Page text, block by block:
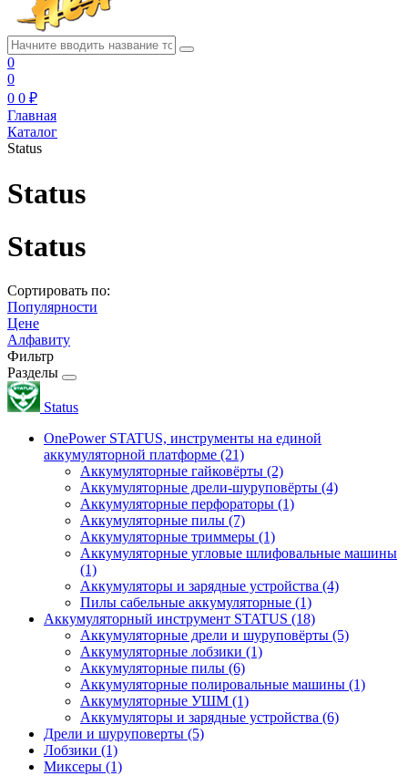
0
0
0 0 ₽
Главная
Каталог
Status
Status
Status
Сортировать по:
Популярности
Цене
Алфавиту
Фильтр
Разделы
Status
OnePower STATUS, инструменты на единой
аккумуляторной платформе (21)
Аккумуляторные гайковёрты (2)
Аккумуляторные дрели-шуруповёрты (4)
Аккумуляторные перфораторы (1)
Аккумуляторные пилы (7)
Аккумуляторные триммеры (1)
Аккумуляторные угловые шлифовальные машины
(1)
Аккумуляторы и зарядные устройства (4)
Пилы сабельные аккумуляторные (1)
Аккумуляторный инструмент STATUS (18)
Аккумуляторные дрели и шуруповёрты (5)
Аккумуляторные лобзики (1)
Аккумуляторные пилы (6)
Аккумуляторные полировальные машины (1)
Аккумуляторные УШМ (1)
Аккумуляторы и зарядные устройства (6)
Дрели и шуруповерты (5)
Лобзики (1)
Миксеры (1)